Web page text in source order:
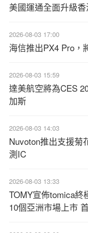
美國運通全面升級
2026-08-03 17:00
海信推出PX4 Pro，
2026-08-03 15:59
達美航空將為CES
加斯
2026-08-03 14:03
Nuvoton推出支援菊
測IC
2026-08-03 13:33
TOMY宣佈tomica終
10個亞洲市場上市